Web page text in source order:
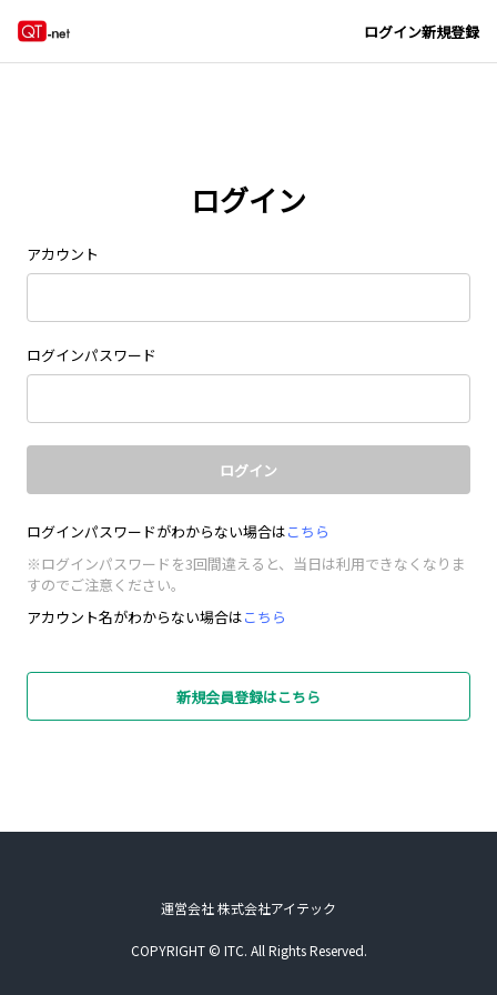
ログイン新規登録
ログイン
アカウント
ログインパスワード
ログイン
ログインパスワードがわからない場合はこちら
※ログインパスワードを3回間違えると、当日は利用できなくなりま
すのでご注意ください。
アカウント名がわからない場合はこちら
新規会員登録はこちら
運営会社 株式会社アイテック
COPYRIGHT © ITC. All Rights Reserved.